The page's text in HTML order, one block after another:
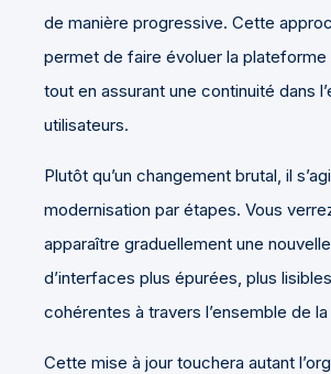
de manière progressive. Cette
permet de faire évoluer la plateforme
tout en assurant une continuité dans
utilisateurs.
Plutôt qu’un changement brutal, il
modernisation par étapes. Vous
apparaître graduellement une
d’interfaces plus épurées, plus
cohérentes à travers l’ensemble de
Cette mise à jour touchera autant